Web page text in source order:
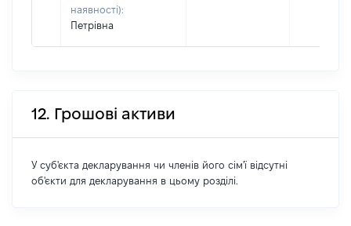
наявності):
Петрівна
12. Грошові активи
У суб'єкта декларування чи членів його сім'ї відсутні
об'єкти для декларування в цьому розділі.